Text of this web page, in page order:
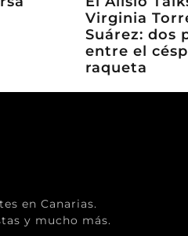
Virginia
Suárez: dos
entre el
raqueta
en Canarias.
y mucho más.